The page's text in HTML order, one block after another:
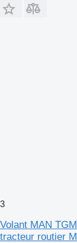
3
Volant MAN
tracteur routier